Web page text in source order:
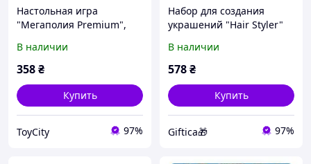
Настольная игра
"Мегаполия Premium",
В наличии
358₴
Купить
ToyCity 97%
Набор для создания
украшений "Hair Styler"
В наличии
578₴
Купить
Giftica🎁 97%